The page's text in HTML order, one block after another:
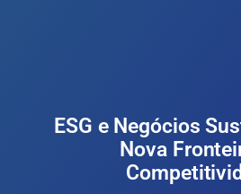
ESG e Negócios
Nova